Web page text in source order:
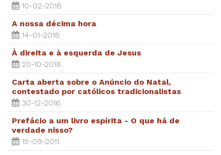
10-02-2018
A nossa décima hora
14-01-2018
À direita e à esquerda de Jesus
20-10-2018
Carta aberta sobre o Anúncio do Natal,
contestado por católicos tradicionalistas
30-12-2016
Prefácio a um livro espírita - O que há de
verdade nisso?
15-09-2011